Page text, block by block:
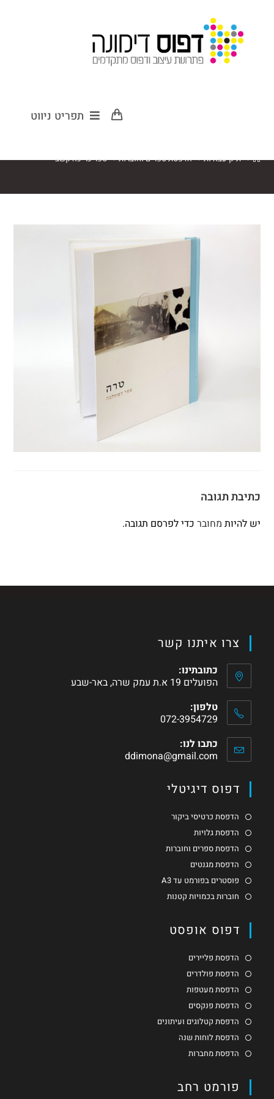
תפריט ניווט
> תיק עבודות > הדפסת ספרים וחוברות > ספר כריכה קשב
כתיבת תגובה
יש להיות מחובר כדי לפרסם תגובה.
צרו איתנו קשר
כתובתינו:
הפועלים 19 א.ת עמק שרה, באר-שבע
טלפון:
072-3954729
כתבו לנו:
ddimona@gmail.com
דפוס דיגיטלי
הדפסת כרטיסי ביקור
הדפסת גלויות
הדפסת ספרים וחוברות
הדפסת מגנטים
פוסטרים בפורמט עד A3
חוברות בכמויות קטנות
דפוס אופסט
הדפסת פליירים
הדפסת פולדרים
הדפסת מעטפות
הדפסת פנקסים
הדפסת קטלוגים ועיתונים
הדפסת לוחות שנה
הדפסת מחברות
פורמט רחב